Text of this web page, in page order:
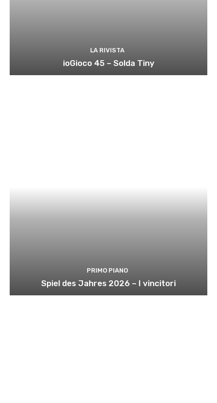
LA RIVISTA
ioGioco 45 – Solda Tiny
PRIMO PIANO
Spiel des Jahres 2026 – I vincitori